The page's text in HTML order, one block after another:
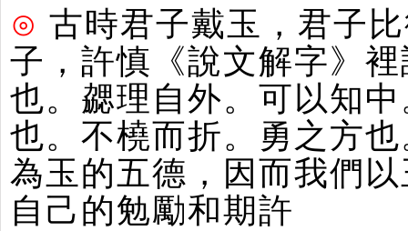
⊙ 古時君子戴玉，君子
子，許慎《說文解字》
也。勰理自外。可以知
也。不橈而折。勇之方
為玉的五德，因而我們
自己的勉勵和期許